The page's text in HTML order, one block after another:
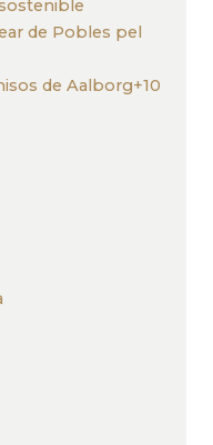
de Pobles pel
de Aalborg+10